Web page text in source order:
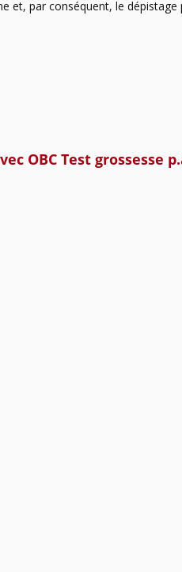
et, par conséquent, le dépistage
OBC Test grossesse